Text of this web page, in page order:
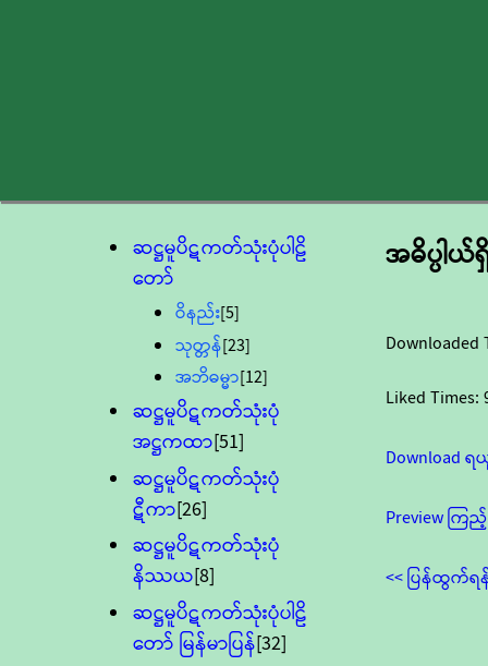
ဆဋ္ဌမူပိဋကတ်သုံးပုံပါဠိ
တော်
ဝိနည်း[5]
သုတ္တန်[23]
အဘိဓမ္မာ[12]
ဆဋ္ဌမူပိဋကတ်သုံးပုံ
အဋ္ဌကထာ[51]
ဆဋ္ဌမူပိဋကတ်သုံးပုံ
ဋီကာ[26]
ဆဋ္ဌမူပိဋကတ်သုံးပုံ
နိဿယ[8]
ဆဋ္ဌမူပိဋကတ်သုံးပုံပါဠိ
တော် မြန်မာပြန်[32]
အဓိပ္ပါ
Downloaded
Liked Times:
Download
Preview ကြ
<< ပြန်ထွက်ရ